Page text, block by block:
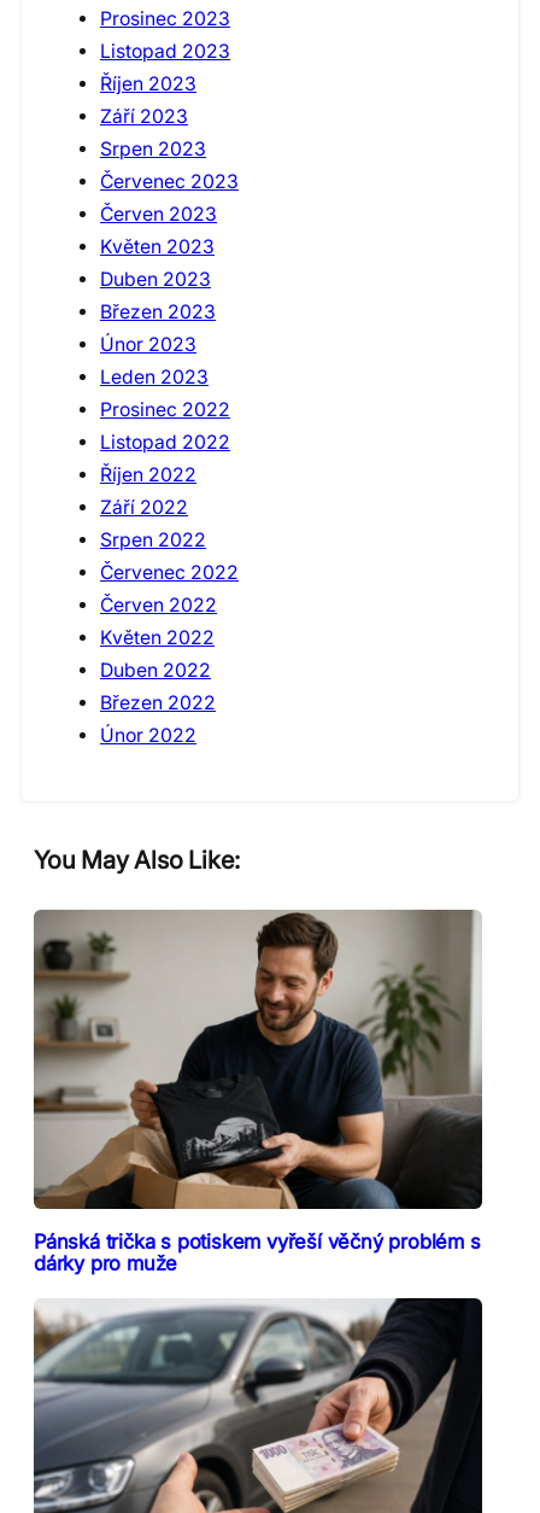
Prosinec 2023
Listopad 2023
Říjen 2023
Září 2023
Srpen 2023
Červenec 2023
Červen 2023
Květen 2023
Duben 2023
Březen 2023
Únor 2023
Leden 2023
Prosinec 2022
Listopad 2022
Říjen 2022
Září 2022
Srpen 2022
Červenec 2022
Červen 2022
Květen 2022
Duben 2022
Březen 2022
Únor 2022
You May Also Like:
Pánská trička s potiskem vyřeší věčný problém s
dárky pro muže